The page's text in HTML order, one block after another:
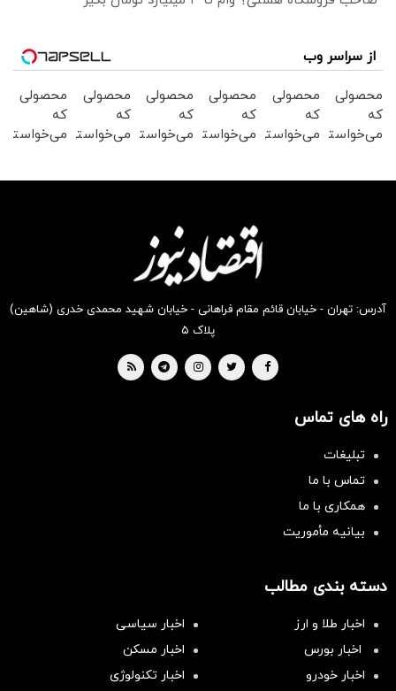
از سراسر وب
محصولی
که
می‌خواستی
محصولی
که
می‌خواستی
محصولی
که
می‌خواستی
بخر !
محصولی
که
می‌خواستی
بخر !
محصولی
که
می‌خواستی
محصولی
که
می‌خواستی
آدرس: تهران - خیابان قائم مقام فراهانی - خیابان شهید محمدی خدری (شاهین)
پلاک ۵
راه های تماس
تبلیغات
تماس با ما
همکاری با ما
بیانیه مأموریت
دسته بندی مطالب
اخبار طلا و ارز
اخبار سیاسی
اخبار بورس
اخبار مسکن
اخبار خودرو
اخبار تکنولوژی